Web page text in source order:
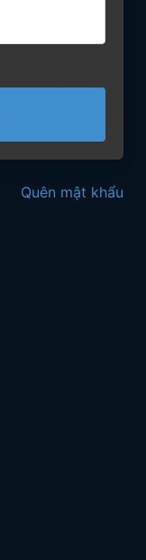
Quên mật khẩu